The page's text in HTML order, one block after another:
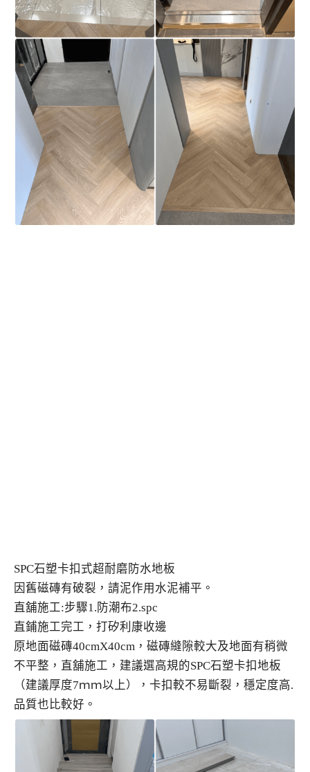
SPC石塑卡扣式超耐磨防水地板
因舊磁磚有破裂，請泥作用水泥補平。
直舖施工:步驟1.防潮布2.spc
直鋪施工完工，打矽利康收邊
原地面磁磚40cmX40cm，磁磚縫隙較大及地面有稍微
不平整，直舖施工，建議選高規的SPC石塑卡扣地板
（建議厚度7ｍｍ以上），卡扣較不易斷裂，穩定度高.
品質也比較好。